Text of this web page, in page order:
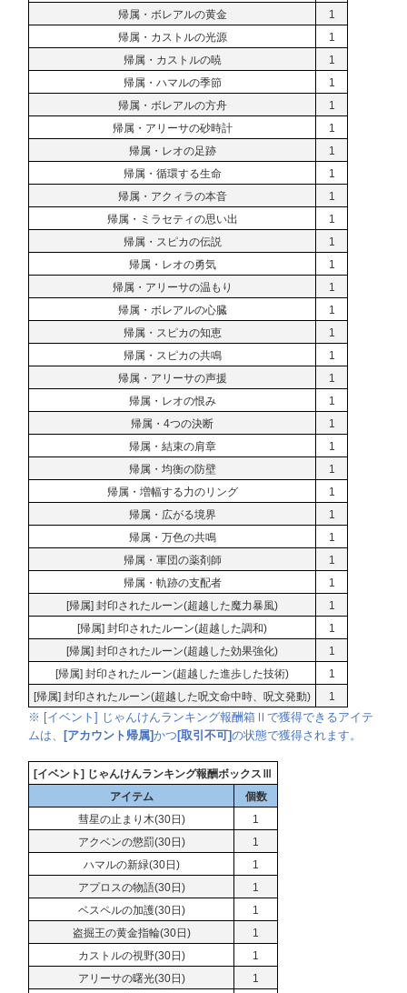
帰属・ボレアルの黄金
1
帰属・カストルの光源
1
帰属・カストルの暁
1
帰属・ハマルの季節
1
帰属・ボレアルの方舟
1
帰属・アリーサの砂時計
1
帰属・レオの足跡
1
帰属・循環する生命
1
帰属・アクィラの本音
1
帰属・ミラセティの思い出
1
帰属・スピカの伝説
1
帰属・レオの勇気
1
帰属・アリーサの温もり
1
帰属・ボレアルの心臓
1
帰属・スピカの知恵
1
帰属・スピカの共鳴
1
帰属・アリーサの声援
1
帰属・レオの恨み
1
帰属・4つの決断
1
帰属・結束の肩章
1
帰属・均衡の防壁
1
帰属・増幅する力のリング
1
帰属・広がる境界
1
帰属・万色の共鳴
1
帰属・軍団の薬剤師
1
帰属・軌跡の支配者
1
[帰属] 封印されたルーン(超越した魔力暴風)
1
[帰属] 封印されたルーン(超越した調和)
1
[帰属] 封印されたルーン(超越した効果強化)
1
[帰属] 封印されたルーン(超越した進歩した技術)
1
[帰属] 封印されたルーン(超越した呪文命中時、呪文発動)
1
※ [イベント] じゃんけんランキング報酬箱Ⅱで獲得できるアイテ
ムは、
[アカウント帰属]かつ [取引不可]の状態で獲得されます。
[イベント] じゃんけんランキング報酬ボックスⅢ
アイテム
個数
彗星の止まり木(30日)
1
アクベンの懲罰(30日)
1
ハマルの新緑(30日)
1
アプロスの物語(30日)
1
ベスペルの加護(30日)
1
盗掘王の黄金指輪(30日)
1
カストルの視野(30日)
1
アリーサの曙光(30日)
1